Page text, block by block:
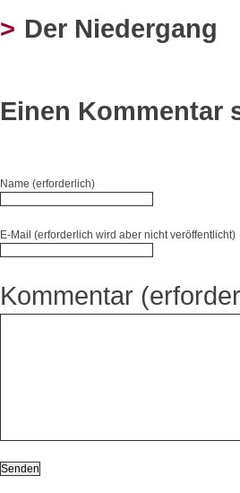
> Der Niedergang
Einen Kommentar
Name (erforderlich)
E-Mail (erforderlich wird aber nicht veröffentlicht)
Kommentar